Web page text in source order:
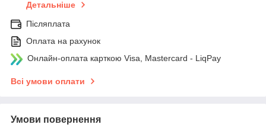
Детальніше
Післяплата
Оплата на рахунок
Онлайн-оплата карткою Visa, Mastercard - LiqPay
Всі умови оплати
Умови повернення